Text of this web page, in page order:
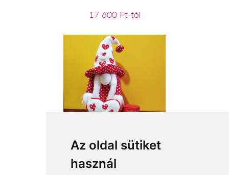
Az oldal sütiket
használ
17 600 Ft-tól
Nagylány
19 680 Ft-tól